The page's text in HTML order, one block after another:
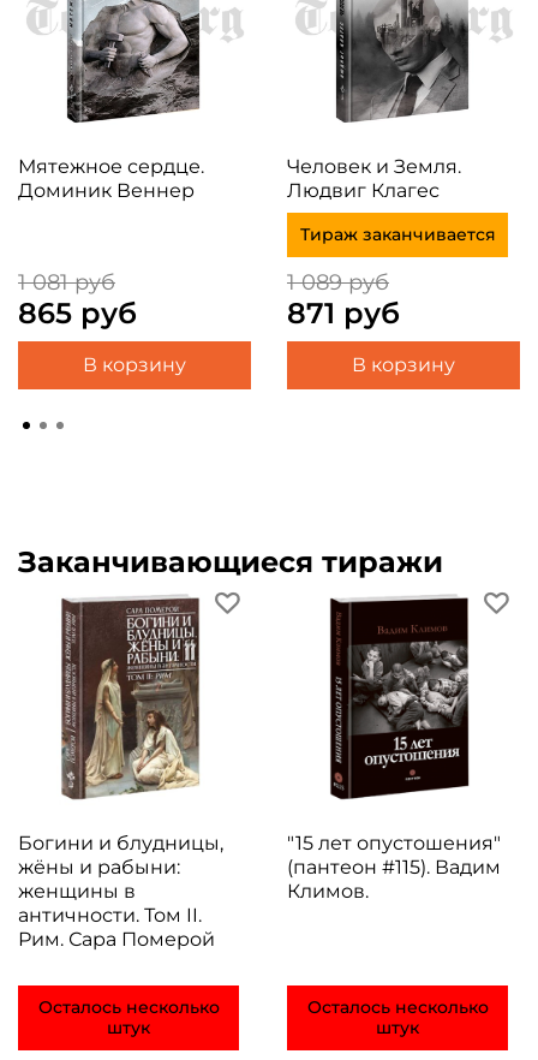
Мятежное сердце.
Доминик Веннер
1 081 руб
865 руб
В корзину
Человек и Земля.
Людвиг Клагес
Тираж заканчивается
1 089 руб
871 руб
В корзину
Заканчивающиеся тиражи
Богини и блудницы,
жёны и рабыни:
женщины в
античности. Том II.
Рим. Сара Померой
Осталось несколько
штук
"15 лет опустошения"
(пантеон #115). Вадим
Климов.
Осталось несколько
штук